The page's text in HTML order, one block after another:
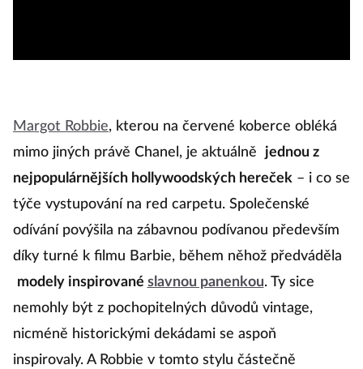
Margot Robbie, kterou na červené koberce obléká
mimo jiných právě Chanel, je aktuálně
jednou z
nejpopulárnějších hollywoodských hereček – i co se
týče vystupování na red carpetu. Společenské
odívání povýšila na zábavnou podívanou především
díky turné k filmu Barbie, během něhož předváděla
modely inspirované slavnou panenkou. Ty sice
nemohly být z pochopitelných důvodů vintage,
nicméně historickými dekádami se aspoň
inspirovaly. A Robbie v tomto stylu částečně